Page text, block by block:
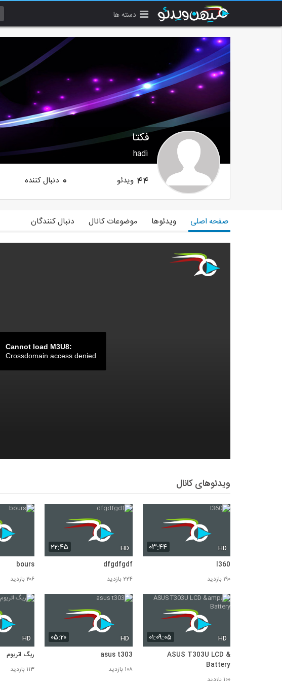
دسته ها
فکتا
hadi
44 ویدئو 0 دنبال کننده
صفحه اصلی ویدئوها موضوعات کانال دنبال کنندگان
Cannot load M3U8:
Crossdomain access denied
ویدئوهای کانال
۰۳:۴۴ HD
l360
۱۹۰ بازدید
۲۲:۴۵ HD
dfgdfgdf
۲۲۴ بازدید
bours
۲۰۶ بازدید
۰۱:۰۹:۰۵ HD
ASUS T303U LCD &
Battery
۰۵:۲۰ HD
asus t303
۱۰۸ بازدید
HD
ریگ اتریوم
۱۱۳ بازدید